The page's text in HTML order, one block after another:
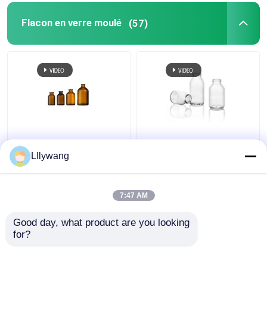
Flacon en verre moulé (57)
10ml 30ml 100ml
Bouteille de réactif en
verre ambré Bouteille
Flacon en verre moulé
LIlywang
7:47 AM
Good day, what product are you looking
for?